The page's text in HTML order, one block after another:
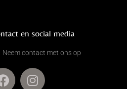
en social media
Neem contact met ons op